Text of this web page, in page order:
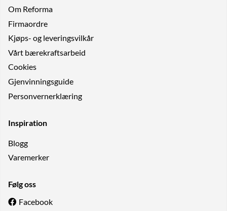
Om Reforma
Firmaordre
Kjøps- og leveringsvilkår
Vårt bærekraftsarbeid
Cookies
Gjenvinningsguide
Personvernerklæring
Inspiration
Blogg
Varemerker
Følg oss
Facebook